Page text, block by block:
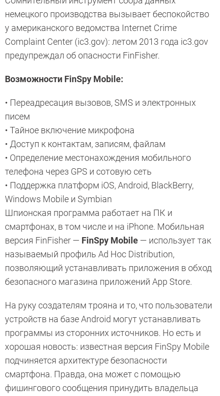
немецкого производства вызывает беспокойство
у американского ведомства Internet Crime
Complaint Center (ic3.gov): летом 2013 года ic3.gov
предупреждал об опасности FinFisher.
Возможности FinSpy Mobile:
• Переадресация вызовов, SMS и электронных
писем
• Тайное включение микрофона
• Доступ к контактам, записям, файлам
• Определение местонахождения мобильного
телефона через GPS и сотовую сеть
• Поддержка платформ iOS, Android, BlackBerry,
Windows Mobile и Symbian
Шпионская программа работает на ПК и
смартфонах, в том числе и на iPhone. Мобильная
версия FinFisher — FinSpy Mobile — использует так
называемый профиль Ad Hoc Distribution,
позволяющий устанавливать приложения в обход
безопасного магазина приложений App Store.
На руку создателям трояна и то, что пользователи
устройств на базе Android могут устанавливать
программы из сторонних источников. Но есть и
хорошая новость: известная версия FinSpy Mobile
подчиняется архитектуре безопасности
смартфона. Правда, она может с помощью
фишингового сообщения принудить владельца